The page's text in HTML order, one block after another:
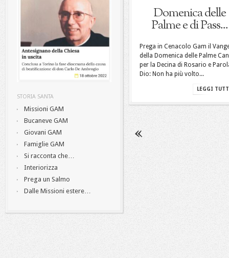
STORIA SANTA
Missioni GAM
Bucaneve GAM
Giovani GAM
Famiglie GAM
Si racconta che…
Interiorizza
Prega un Salmo
Dalle Missioni estere…
Domenica delle
Palme e di Pass...
Prega in Cenacolo Gam il
della Domenica delle Palme
per la Decina di Rosario e
Dio: Non ha più volto...
LEGGI